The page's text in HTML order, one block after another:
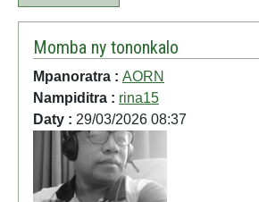
Momba ny tononkalo
Mpanoratra : AORN
Nampiditra : rina15
Daty : 29/03/2026 08:37